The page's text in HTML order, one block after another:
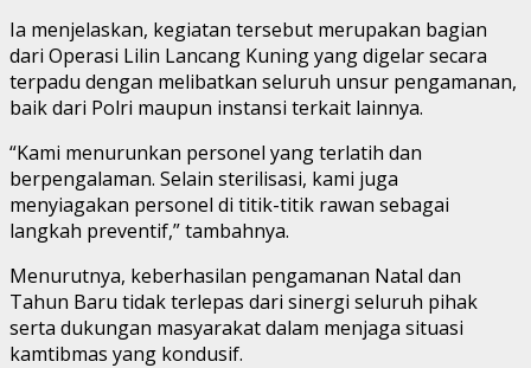
Ia menjelaskan, kegiatan tersebut merupakan bagian
dari Operasi Lilin Lancang Kuning yang digelar secara
terpadu dengan melibatkan seluruh unsur pengamanan,
baik dari Polri maupun instansi terkait lainnya.
“Kami menurunkan personel yang terlatih dan
berpengalaman. Selain sterilisasi, kami juga
menyiagakan personel di titik-titik rawan sebagai
langkah preventif,” tambahnya.
Menurutnya, keberhasilan pengamanan Natal dan
Tahun Baru tidak terlepas dari sinergi seluruh pihak
serta dukungan masyarakat dalam menjaga situasi
kamtibmas yang kondusif.